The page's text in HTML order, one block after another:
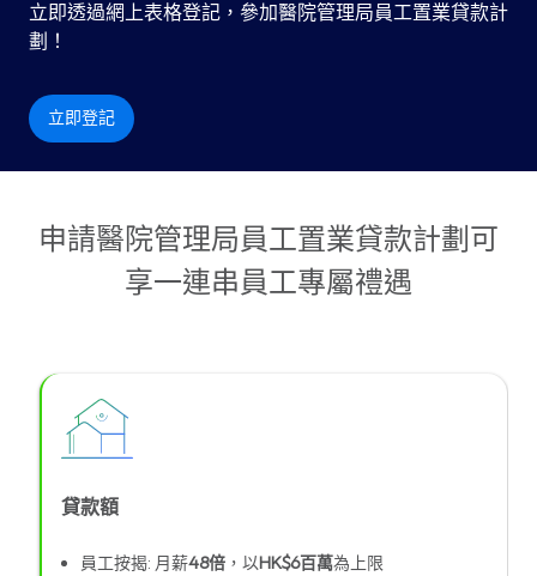
立即透過網上表格登記，參加醫院管理局員工置業貸款計
劃！
立即登記
申請醫院管理局員工置業貸款計劃可
享一連串員工專屬禮遇
貸款額
員工按揭: 月薪48倍 ，以HK$6百萬為上限